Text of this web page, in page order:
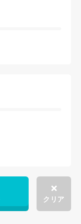
クリア